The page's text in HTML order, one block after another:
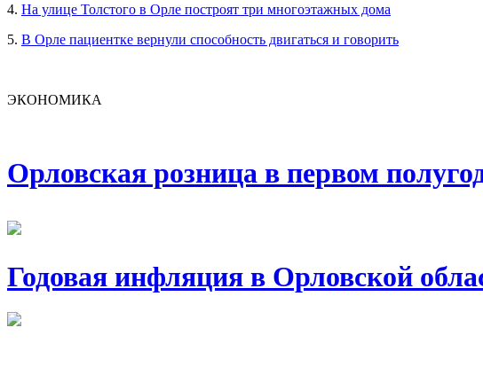
4. На улице Толстого в Орле построят три многоэтажных дома
5. В Орле пациентке вернули способность двигаться и говорить
ЭКОНОМИКА
Орловская розница в первом
Годовая инфляция в Орловской